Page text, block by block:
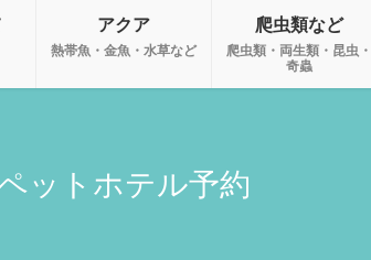
アクア
熱帯魚・金魚・水草など
爬虫類など
爬虫類・両生類・昆虫・
奇蟲
ットホテル予約